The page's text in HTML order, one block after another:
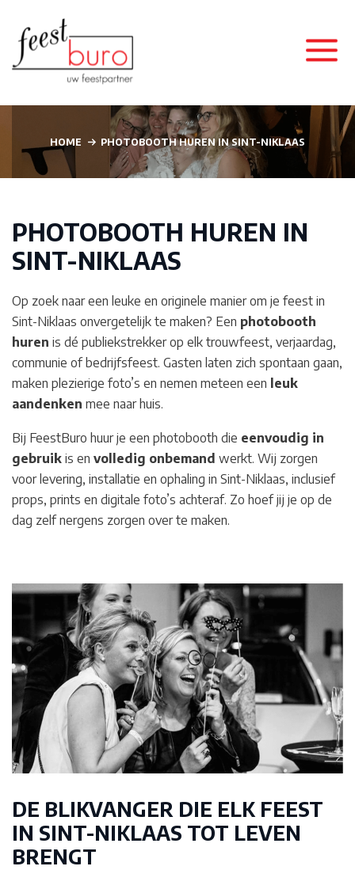
HOME PHOTOBOOTH HUREN IN SINT-NIKLAAS
PHOTOBOOTH HUREN IN
SINT-NIKLAAS
Op zoek naar een leuke en originele manier om je feest in
Sint-Niklaas onvergetelijk te maken? Een photobooth
huren is dé publiekstrekker op elk trouwfeest, verjaardag,
communie of bedrijfsfeest. Gasten laten zich spontaan gaan,
maken plezierige foto’s en nemen meteen een leuk
aandenken mee naar huis.
Bij FeestBuro huur je een photobooth die eenvoudig in
gebruik is en volledig onbemand werkt. Wij zorgen
voor levering, installatie en ophaling in Sint-Niklaas, inclusief
props, prints en digitale foto’s achteraf. Zo hoef jij je op de
dag zelf nergens zorgen over te maken.
DE BLIKVANGER DIE ELK FEEST
IN SINT-NIKLAAS TOT LEVEN
BRENGT